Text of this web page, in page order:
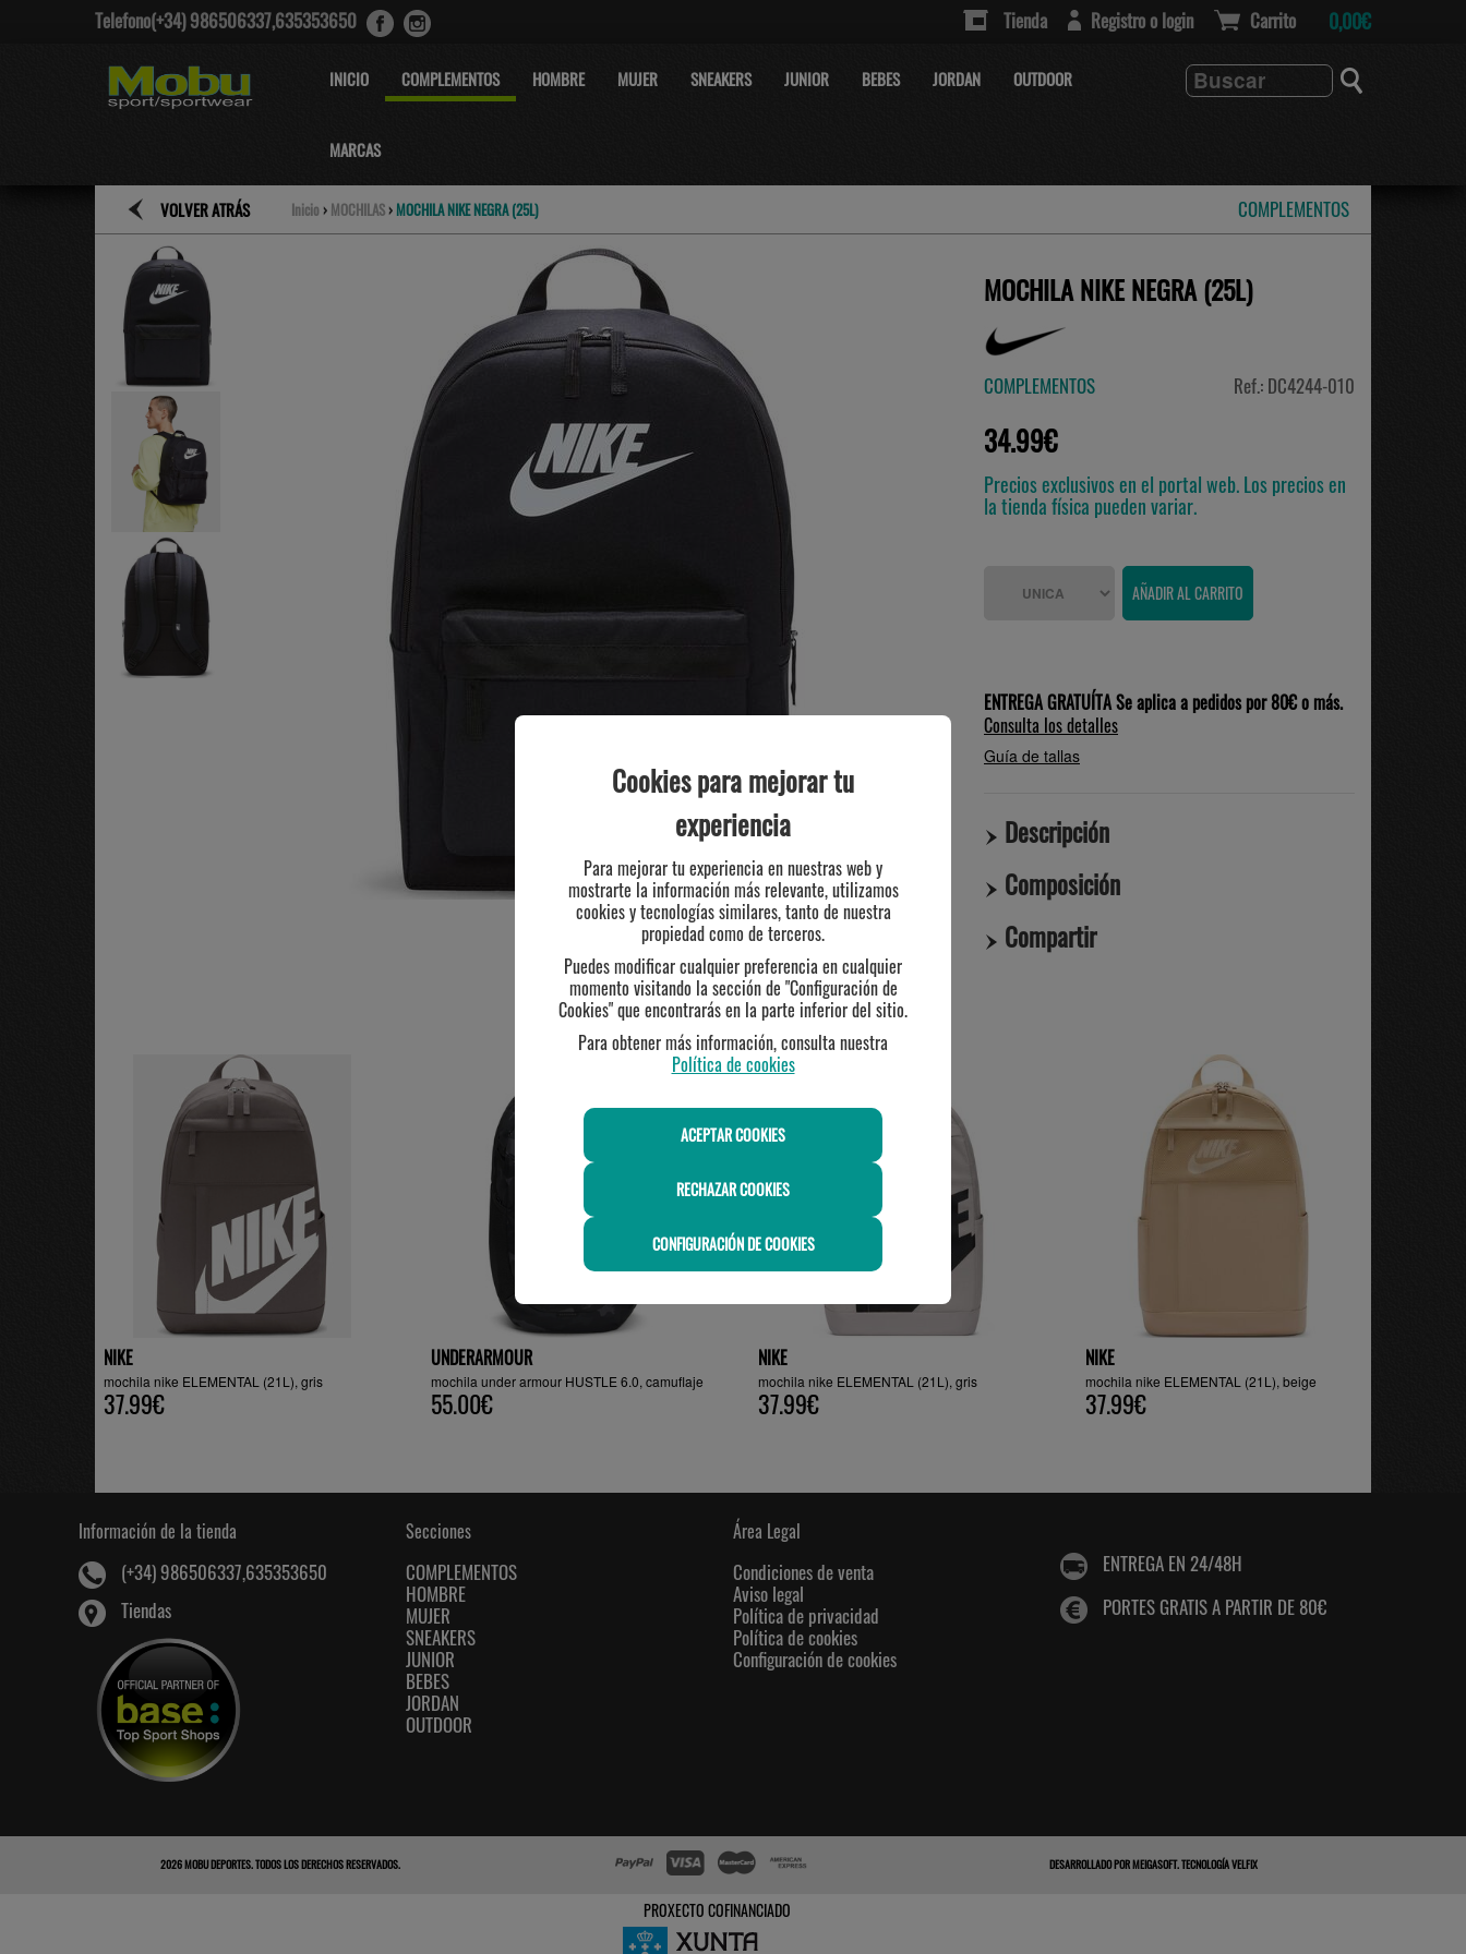
Telefono(+34) 986506337,635353650 Tienda Registro o login Carrito 0,00€
INICIO COMPLEMENTOS HOMBRE MUJER SNEAKERS JUNIOR BEBES JORDAN OUTDOOR
MARCAS
VOLVER ATRÁS Inicio › MOCHILAS ›MOCHILA NIKE NEGRA (25L) COMPLEMENTOS
MOCHILA NIKE NEGRA (25L)
COMPLEMENTOS Ref.: DC4244-010
34.99€
Precios exclusivos en el portal web. Los precios en
la tienda física pueden variar.
ENTREGA GRATUÍTA Se aplica a pedidos por 80€ o más.
Consulta los detalles
Guía de tallas
Descripción
Composición
Compartir
TE PUEDE INTERESAR
NIKE
mochila nike ELEMENTAL (21L), gris
37.99€
UNDERARMOUR
mochila under armour HUSTLE 6.0, camuflaje
55.00€
NIKE
mochila nike ELEMENTAL (21L), gris
37.99€
NIKE
mochila nike ELEMENTAL (21L), beige
37.99€
Información de la tienda
(+34) 986506337,635353650
Tiendas
Secciones
COMPLEMENTOS
HOMBRE
MUJER
SNEAKERS
JUNIOR
BEBES
JORDAN
OUTDOOR
Área Legal
Condiciones de venta
Aviso legal
Política de privacidad
Política de cookies
Configuración de cookies
ENTREGA EN 24/48H
PORTES GRATIS A PARTIR DE 80€
2026MOBU DEPORTES. TODOS LOS DERECHOS RESERVADOS. DESARROLLADO PORMEIGASOFT.TECNOLOGÍA VELFIX
PROXECTO COFINANCIADO
Cookies para mejorar tu
experiencia
Para mejorar tu experiencia en nuestras web y
mostrarte la información más relevante, utilizamos
cookies y tecnologías similares, tanto de nuestra
propiedad como de terceros.
Puedes modificar cualquier preferencia en cualquier
momento visitando la sección de "Configuración de
Cookies" que encontrarás en la parte inferior del sitio.
Para obtener más información, consulta nuestra
Política de cookies
ACEPTAR COOKIES
RECHAZAR COOKIES
CONFIGURACIÓN DE COOKIES